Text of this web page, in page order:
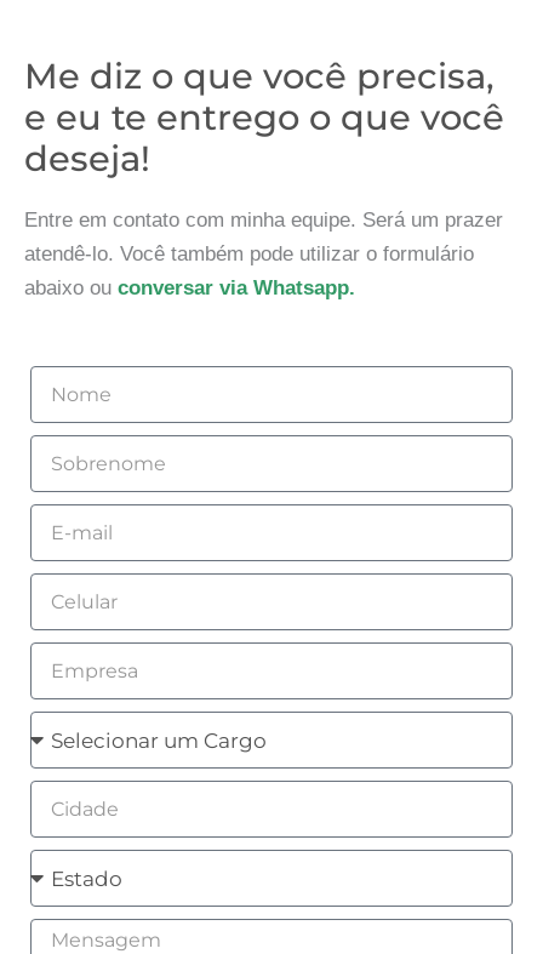
Me diz o que você precisa,
e eu te entrego o que você
deseja!
Entre em contato com minha equipe. Será um prazer
atendê-lo. Você também pode utilizar o formulário
abaixo ou conversar via Whatsapp.
Nome
Sobrenome
Email
Celular
Empresa
Cargo
Cidade
Estado
Mensagem